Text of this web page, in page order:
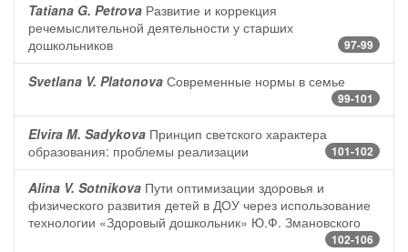
Tatiana G. Petrova Развитие и коррекция
речемыслительной деятельности у старших
дошкольников
97-99
Svetlana V. Platonova Современные нормы в семье
99-101
Elvira M. Sadykova Принцип светского характера
образования: проблемы реализации
101-102
Alina V. Sotnikova Пути оптимизации здоровья и
физического развития детей в ДОУ через использование
технологии «Здоровый дошкольник» Ю.Ф. Змановского
102-106